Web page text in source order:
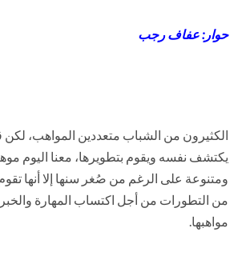
حوار: عفاف رجب
الكثيرون من الشباب متعددين المواهب، لكن
يكتشف نفسه ويقوم بتطويرها، معنا اليوم
ومتنوعة على الرغم من صُغر سنها إلا أنها
من التطورات من أجل اكتساب المهارة
مواهبها.